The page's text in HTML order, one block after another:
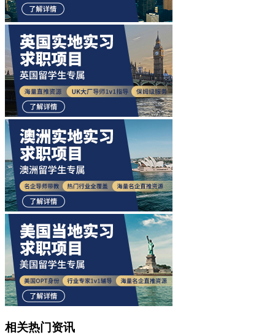
相关热门资讯